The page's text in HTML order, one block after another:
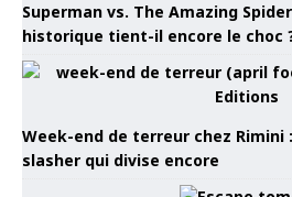
Superman vs. The Amazing
historique tient-il encore le choc
Week-end de terreur chez
slasher qui divise encore